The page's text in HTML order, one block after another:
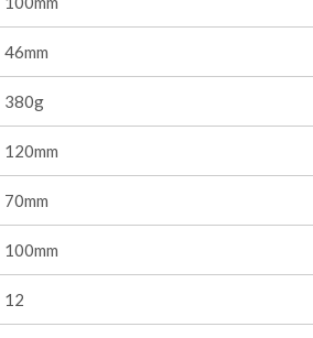
46mm
380g
120mm
70mm
100mm
12